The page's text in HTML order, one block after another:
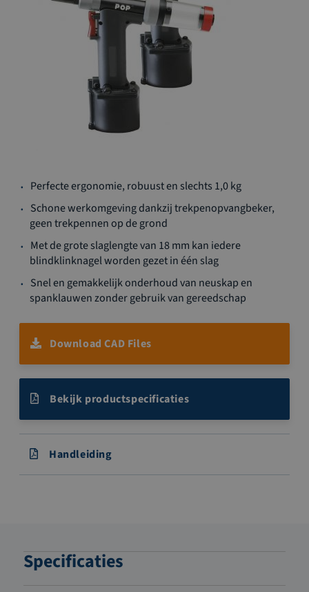
naar
het
begin
de
afbeeldingen-
gallerij
Perfecte ergonomie, robuust en slechts 1,0 kg
Schone werkomgeving dankzij trekpenopvangbeker,
geen trekpennen op de grond
Met de grote slaglengte van 18 mm kan iedere
blindklinknagel worden gezet in één slag
Snel en gemakkelijk onderhoud van neuskap en
spanklauwen zonder gebruik van gereedschap
Download CAD Files
Bekijk productspecificaties
Handleiding
Specificaties